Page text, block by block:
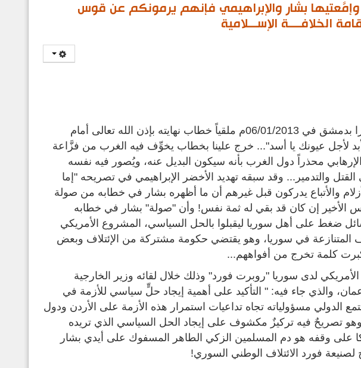
بشار والإبراهيمي فإنهم يرمونكم عن قوس
الخلافــــة الإســـلامية
خرج علينا مجرم العصر السفاح بشار في دار الأوبرا بدمشق في 06/01/2013م ملقياً خطاب نهايته بإذن الله تعالى أمام
لأجل عيونك يا أسد"... خرج علينا بخطاب يخوِّف فيه الغرب من فزَّاعة
محذراً دول الغرب بأنه سيكون البديل عنه، ويُصور فيه نفسه
والتدمير... وقد سبقه تهديد الأخضر الإبراهيمي في تصريحه "إما
والأتباع يدركون قبل غيرهم أن ما أظهره بشار في خطابه من صولة
الأخير إن كان قد بقي له ثمة نفس! وأن "صولة" بشار في خطابه
ضغط على أهل سوريا ليقبلوا بالحل السياسي، المشروع الأمريكي
المتنازعة في سوريا، وهو يقتضي حكومة مشتركة من الإئتلاف وبعض
كلمة تخرج من أفواههم...
لدى سوريا "روبرت فورد" وذلك خلال لقائه وزير الخارجية
جودة" يوم الأحد 06/01/2013م في عمان، والذي جاء فيه: " التأكيد على أهمية إيجاد حلٍّ سياسي للأزمة في
مسؤولياته تجاه تداعيات استمرار هذه الأزمة على الأردن ودول
وهو تصريحٌ فيه تركيزٌ مكشوف على إيجاد الحل السياسي الذي تريده
على وقفه هو دم المسلمين الزكي الطاهر المسفوك على أيدي بشار
فورد الائتلاف الوطني السوري!